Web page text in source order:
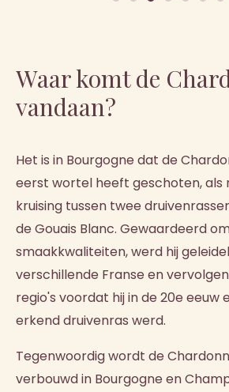
Waar komt de
vandaan?​
Het is in Bourgogne dat de
eerst wortel heeft geschoten, als
kruising tussen twee
de Gouais Blanc. Gewaardeerd
smaakkwaliteiten, werd hij
verschillende Franse en
regio's voordat hij in de 20e eeuw
erkend druivenras werd.
Tegenwoordig wordt de
verbouwd in Bourgogne en